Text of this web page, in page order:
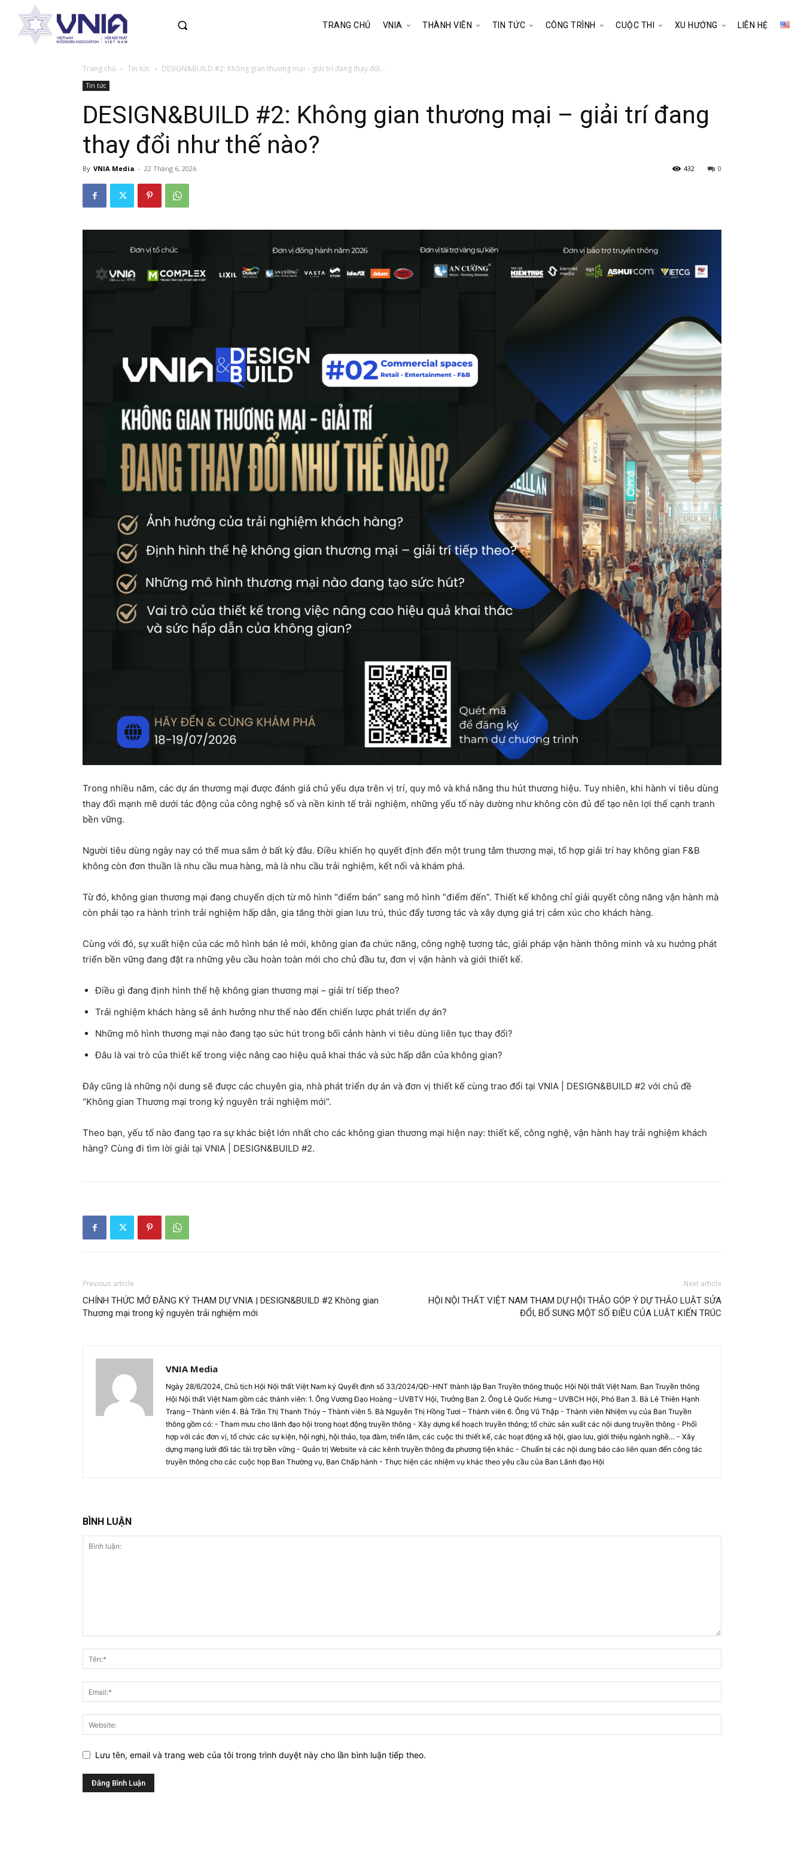
TRANG CHỦ VNIA THÀNH VIÊN TIN TỨC CÔNG TRÌNH CUỘC THI XU HƯỚNG LIÊN HỆ
Trang chủ Tin tức DESIGN&BUILD #2: Không gian thương mại – giải trí đang thay đổi...
Tin tức
DESIGN&BUILD #2: Không gian thương mại – giải trí đang
thay đổi như thế nào?
By VNIA Media - 22 Tháng 6, 2026 0
432
Trong nhiều năm, các dự án thương mại được đánh giá chủ yếu dựa trên vị trí, quy mô và khả năng thu hút thương hiệu. Tuy nhiên, khi hành vi tiêu dùng
thay đổi mạnh mẽ dưới tác động của công nghệ số và nền kinh tế trải nghiệm, những yếu tố này dường như không còn đủ để tạo nên lợi thế cạnh tranh
bền vững.
Người tiêu dùng ngày nay có thể mua sắm ở bất kỳ đâu. Điều khiến họ quyết định đến một trung tâm thương mại, tổ hợp giải trí hay không gian F&B
không còn đơn thuần là nhu cầu mua hàng, mà là nhu cầu trải nghiệm, kết nối và khám phá.
Từ đó, không gian thương mại đang chuyển dịch từ mô hình “điểm bán” sang mô hình “điểm đến”. Thiết kế không chỉ giải quyết công năng vận hành mà
còn phải tạo ra hành trình trải nghiệm hấp dẫn, gia tăng thời gian lưu trú, thúc đẩy tương tác và xây dựng giá trị cảm xúc cho khách hàng.
Cùng với đó, sự xuất hiện của các mô hình bán lẻ mới, không gian đa chức năng, công nghệ tương tác, giải pháp vận hành thông minh và xu hướng phát
triển bền vững đang đặt ra những yêu cầu hoàn toàn mới cho chủ đầu tư, đơn vị vận hành và giới thiết kế.
Điều gì đang định hình thế hệ không gian thương mại – giải trí tiếp theo?
Trải nghiệm khách hàng sẽ ảnh hưởng như thế nào đến chiến lược phát triển dự án?
Những mô hình thương mại nào đang tạo sức hút trong bối cảnh hành vi tiêu dùng liên tục thay đổi?
Đâu là vai trò của thiết kế trong việc nâng cao hiệu quả khai thác và sức hấp dẫn của không gian?
Đây cũng là những nội dung sẽ được các chuyên gia, nhà phát triển dự án và đơn vị thiết kế cùng trao đổi tại VNIA | DESIGN&BUILD #2 với chủ đề
“Không gian Thương mại trong kỷ nguyên trải nghiệm mới”.
Theo bạn, yếu tố nào đang tạo ra sự khác biệt lớn nhất cho các không gian thương mại hiện nay: thiết kế, công nghệ, vận hành hay trải nghiệm khách
hàng? Cùng đi tìm lời giải tại VNIA | DESIGN&BUILD #2.
Previous article
CHÍNH THỨC MỞ ĐĂNG KÝ THAM DỰ VNIA | DESIGN&BUILD #2 Không gian
Thương mại trong kỷ nguyên trải nghiệm mới
Next article
HỘI NỘI THẤT VIỆT NAM THAM DỰ HỘI THẢO GÓP Ý DỰ THẢO LUẬT SỬA
ĐỔI, BỔ SUNG MỘT SỐ ĐIỀU CỦA LUẬT KIẾN TRÚC
VNIA Media
Ngày 28/6/2024, Chủ tịch Hội Nội thất Việt Nam ký Quyết định số 33/2024/QĐ-HNT thành lập Ban Truyền thông thuộc Hội Nội thất Việt Nam. Ban Truyền thông
Hội Nội thất Việt Nam gồm các thành viên: 1. Ông Vương Đạo Hoàng – UVBTV Hội, Trưởng Ban 2. Ông Lê Quốc Hưng – UVBCH Hội, Phó Ban 3. Bà Lê Thiên Hạnh
Trang – Thành viên 4. Bà Trần Thị Thanh Thủy – Thành viên 5. Bà Nguyễn Thị Hồng Tươi – Thành viên 6. Ông Vũ Thập - Thành viên Nhiệm vụ của Ban Truyền
thông gồm có: - Tham mưu cho lãnh đạo hội trong hoạt động truyền thông - Xây dựng kế hoạch truyền thông; tổ chức sản xuất các nội dung truyền thông - Phối
hợp với các đơn vị, tổ chức các sự kiện, hội nghị, hội thảo, tọa đàm, triển lãm, các cuộc thi thiết kế, các hoạt động xã hội, giao lưu, giới thiệu ngành nghề… - Xây
dựng mạng lưới đối tác tài trợ bền vững - Quản trị Website và các kênh truyền thông đa phương tiện khác - Chuẩn bị các nội dung báo cáo liên quan đến công tác
truyền thông cho các cuộc họp Ban Thường vụ, Ban Chấp hành - Thực hiện các nhiệm vụ khác theo yêu cầu của Ban Lãnh đạo Hội
BÌNH LUẬN
Lưu tên, email và trang web của tôi trong trình duyệt này cho lần bình luận tiếp theo.